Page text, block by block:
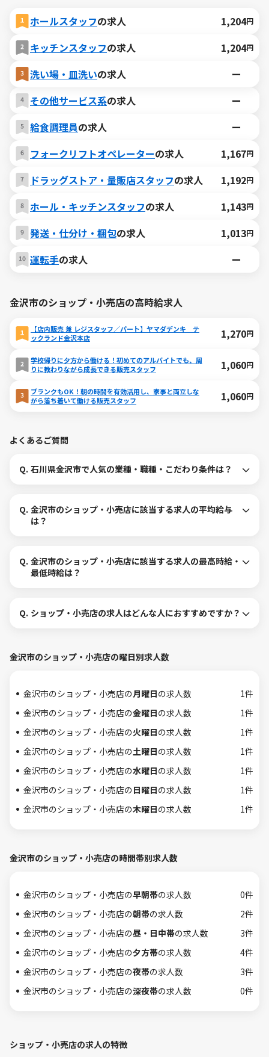
ホールスタッフの求人 1,204円
キッチンスタッフの求人 1,204円
洗い場・皿洗いの求人
ー
その他サービス系の求人
ー
給食調理員の求人
ー
フォークリフトオペレーターの求人 1,167円
ドラッグストア・量販店スタッフの求人 1,192円
ホール・キッチンスタッフの求人 1,143円
発送・仕分け・梱包の求人 1,013円
運転手の求人 ー
金沢市のショップ・小売店の高時給求人
【店内販売 兼 レジスタッフ／パート】ヤマダデンキ テ
ックランド金沢本店
1,270円
学校帰りに夕方から働ける！初めてのアルバイトでも、周
りに教わりながら成長できる販売スタッフ
1,060円
ブランクもOK！朝の時間を有効活用し、家事と両立しな
がら落ち着いて働ける販売スタッフ
1,060円
よくあるご質問
Q. 石川県金沢市で人気の業種・職種・こだわり条件は？
Q. 金沢市のショップ・小売店に該当する求人の平均給与
は？
Q. 金沢市のショップ・小売店に該当する求人の最高時給・
最低時給は？
Q. ショップ・小売店の求人はどんな人におすすめですか？
金沢市のショップ・小売店の曜日別求人数
金沢市のショップ・小売店の月曜日の求人数
1件
金沢市のショップ・小売店の金曜日の求人数
1件
金沢市のショップ・小売店の火曜日の求人数
1件
金沢市のショップ・小売店の土曜日の求人数
1件
金沢市のショップ・小売店の水曜日の求人数
1件
金沢市のショップ・小売店の日曜日の求人数
1件
金沢市のショップ・小売店の木曜日の求人数 1件
金沢市のショップ・小売店の時間帯別求人数
金沢市のショップ・小売店の早朝帯の求人数
0件
金沢市のショップ・小売店の朝帯の求人数
2件
金沢市のショップ・小売店の昼・日中帯の求人数
3件
金沢市のショップ・小売店の夕方帯の求人数
4件
金沢市のショップ・小売店の夜帯の求人数
3件
金沢市のショップ・小売店の深夜帯の求人数 0件
ショップ・小売店の求人の特徴